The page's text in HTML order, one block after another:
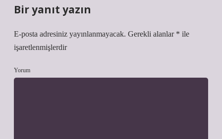
Bir yanıt yazın
E-posta adresiniz yayınlanmayacak. Gerekli alanlar * ile
işaretlenmişlerdir
Yorum